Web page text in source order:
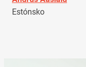
Estónsko